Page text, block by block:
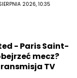
2026, 10:35
- Paris Saint-
mecz?
TV